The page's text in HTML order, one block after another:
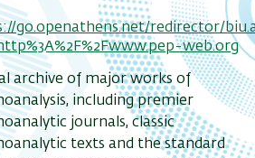
go.openathens.net/redirector/
web.org
archive of major works of
including premier
journals, classic
texts and the standard